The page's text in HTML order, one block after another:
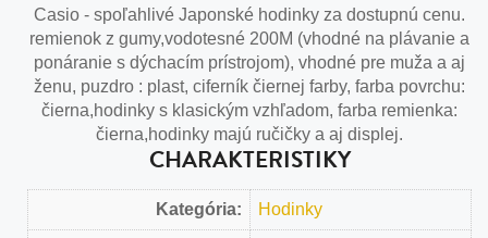
Casio - spoľahlivé Japonské hodinky za dostupnú cenu.
remienok z gumy,vodotesné 200M (vhodné na plávanie a
ponáranie s dýchacím prístrojom), vhodné pre muža a aj
ženu, puzdro : plast, ciferník čiernej farby, farba povrchu:
čierna,hodinky s klasickým vzhľadom, farba remienka:
čierna,hodinky majú ručičky a aj displej.
CHARAKTERISTIKY
Kategória: Hodinky